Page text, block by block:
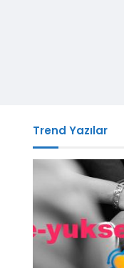
Trend Yazılar